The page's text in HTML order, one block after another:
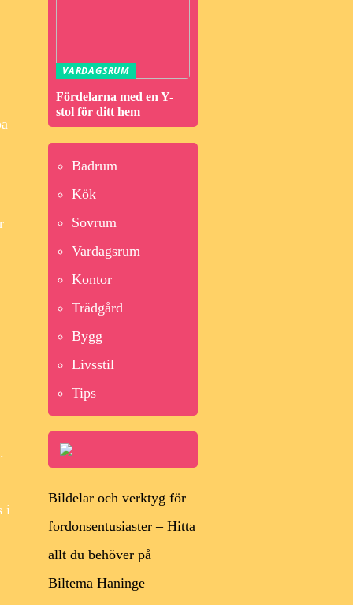
i
VARDAGSRUM
Fördelarna med en Y-
stol för ditt hem
Badrum
Kök
Sovrum
Vardagsrum
Kontor
Trädgård
Bygg
Livsstil
Tips
Bildelar och verktyg för
fordonsentusiaster – Hitta
allt du behöver på
Biltema Haninge